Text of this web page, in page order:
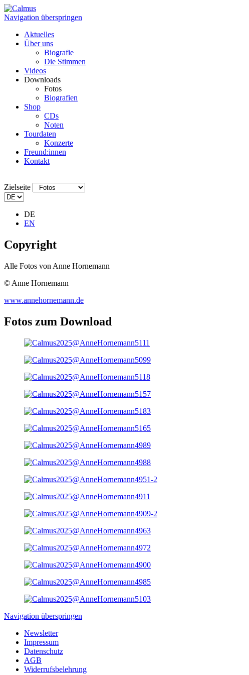
Navigation überspringen
Aktuelles
Über uns
Biografie
Die Stimmen
Videos
Downloads
Fotos
Biografien
Shop
CDs
Noten
Tourdaten
Konzerte
Freund:innen
Kontakt
Zielseite
DE
EN
Copyright
Alle Fotos von Anne Hornemann
© Anne Hornemann
www.annehornemann.de
Fotos zum Download
Navigation überspringen
Newsletter
Impressum
Datenschutz
AGB
Widerrufsbelehrung